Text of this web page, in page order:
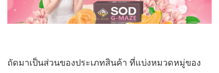
ถัดมาเป็นส่วนของประเภทสินค้า ที่แบ่งหมวดหมู่ของ